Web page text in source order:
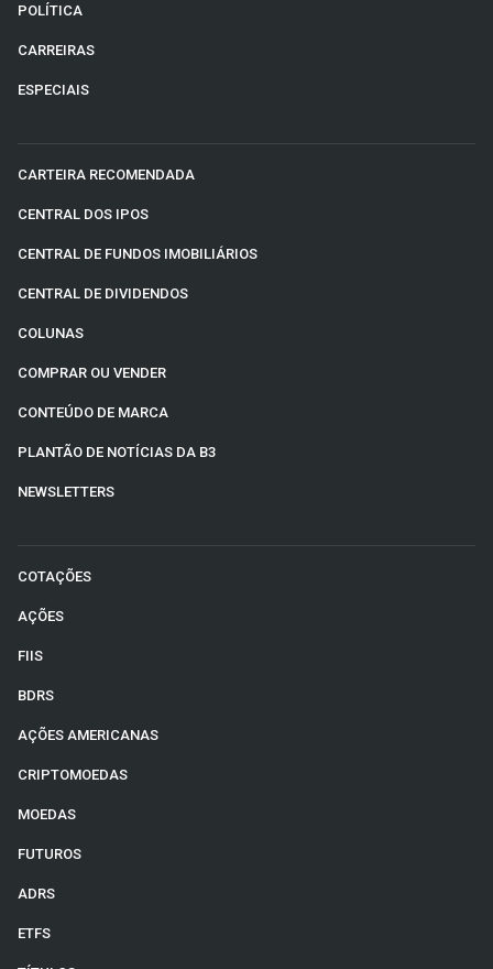
POLÍTICA
CARREIRAS
ESPECIAIS
CARTEIRA RECOMENDADA
CENTRAL DOS IPOS
CENTRAL DE FUNDOS IMOBILIÁRIOS
CENTRAL DE DIVIDENDOS
COLUNAS
COMPRAR OU VENDER
CONTEÚDO DE MARCA
PLANTÃO DE NOTÍCIAS DA B3
NEWSLETTERS
COTAÇÕES
AÇÕES
FIIS
BDRS
AÇÕES AMERICANAS
CRIPTOMOEDAS
MOEDAS
FUTUROS
ADRS
ETFS